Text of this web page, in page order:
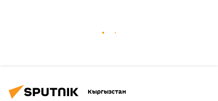
Кыргызстан